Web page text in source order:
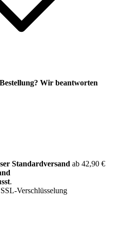
Wir beantworten
Standardversand ab 42,90 €
.
Verschlüsselung